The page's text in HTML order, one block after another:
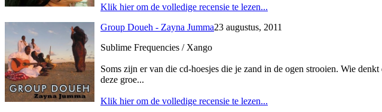
Klik hier om de volledige recensie te lezen...
Group Doueh - Zayna Jumma23 augustus, 2011
Sublime Frequencies / Xango
Soms zijn er van die cd-hoesjes die je zand in de ogen strooien. Wie
deze groe...
Klik hier om de volledige recensie te lezen...